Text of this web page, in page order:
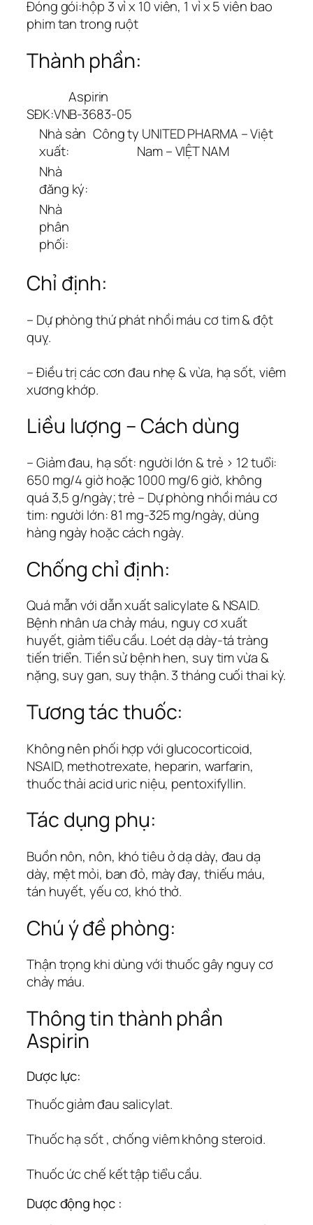
Đóng gói:hộp 3 vỉ x 10 viên, 1 vỉ x 5 viên bao
phim tan trong ruột
Thành phần:
Aspirin
SĐK:VNB-3683-05
Nhà sản
xuất:
Công ty UNITED PHARMA – Việt
Nam – VIỆT NAM
Nhà
đăng ký:
Nhà
phân
phối:
Chỉ định:
– Dự phòng thứ phát nhồi máu cơ tim & đột
quỵ.
– Điều trị các cơn đau nhẹ & vừa, hạ sốt, viêm
xương khớp.
Liều lượng – Cách dùng
– Giảm đau, hạ sốt: người lớn & trẻ > 12 tuổi:
650 mg/4 giờ hoặc 1000 mg/6 giờ, không
quá 3,5 g/ngày; trẻ – Dự phòng nhồi máu cơ
tim: người lớn: 81 mg-325 mg/ngày, dùng
hàng ngày hoặc cách ngày.
Chống chỉ định:
Quá mẫn với dẫn xuất salicylate & NSAID.
Bệnh nhân ưa chảy máu, nguy cơ xuất
huyết, giảm tiểu cầu. Loét dạ dày-tá tràng
tiến triển. Tiền sử bệnh hen, suy tim vừa &
nặng, suy gan, suy thận. 3 tháng cuối thai kỳ.
Tương tác thuốc:
Không nên phối hợp với glucocorticoid,
NSAID, methotrexate, heparin, warfarin,
thuốc thải acid uric niệu, pentoxifyllin.
Tác dụng phụ:
Buồn nôn, nôn, khó tiêu ở dạ dày, đau dạ
dày, mệt mỏi, ban đỏ, mày đay, thiếu máu,
tán huyết, yếu cơ, khó thở.
Chú ý đề phòng:
Thận trọng khi dùng với thuốc gây nguy cơ
chảy máu.
Thông tin thành phần
Aspirin
Dược lực:
Thuốc giảm đau salicylat.
Thuốc hạ sốt , chống viêm không steroid.
Thuốc ức chế kết tập tiểu cầu.
Dược động học :